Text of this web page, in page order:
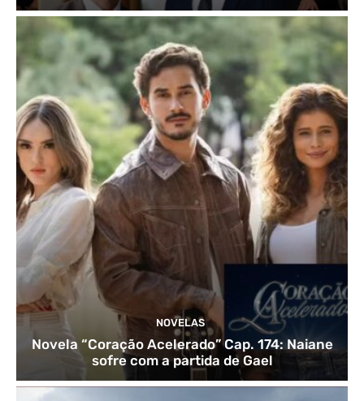
NOVELAS
Novela “Coração Acelerado” Cap. 174: Naiane
sofre com a partida de Gael